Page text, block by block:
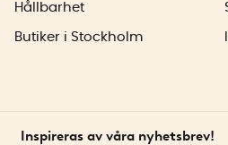
Hållbarhet
Butiker i Stockholm
Inspireras av våra nyhetsbrev!